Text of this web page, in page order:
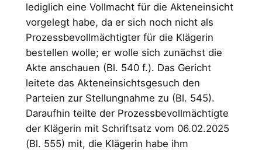
lediglich eine Vollmacht für die Akteneinsicht
vorgelegt habe, da er sich noch nicht als
Prozessbevollmächtigter für die Klägerin
bestellen wolle; er wolle sich zunächst die
Akte anschauen (Bl. 540 f.). Das Gericht
leitete das Akteneinsichtsgesuch den
Parteien zur Stellungnahme zu (Bl. 545).
Daraufhin teilte der Prozessbevollmächtigte
der Klägerin mit Schriftsatz vom 06.02.2025
(Bl. 555) mit, die Klägerin habe ihm